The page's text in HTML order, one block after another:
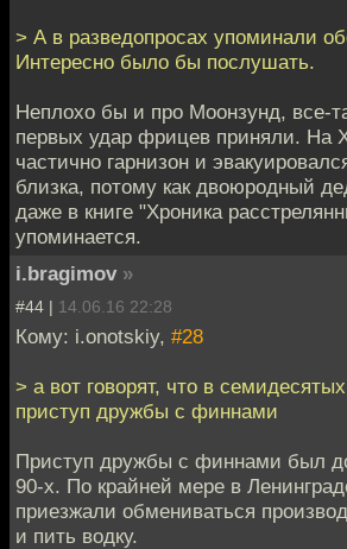
> А в разведопросах упоминали
Интересно было бы послушать.
Неплохо бы и про Моонзунд, все-
первых удар фрицев приняли. На
частично гарнизон и
близка, потому как двоюродный
даже в книге "Хроника
упоминается.
i.bragimov »
#44 | 14.06.16 22:28
Кому: i.onotskiy, #28
> а вот говорят, что в
приступ дружбы с финнами
Приступ дружбы с финнами был
90-х. По крайней мере в
приезжали обмениваться
и пить водку.